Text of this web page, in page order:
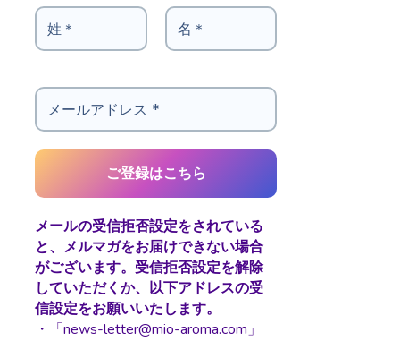
メールの受信拒否設定をされている
と、メルマガをお届けできない場合
がございます。受信拒否設定を解除
していただくか、以下アドレスの受
信設定をお願いいたします。
・「news-letter@mio-aroma.com」